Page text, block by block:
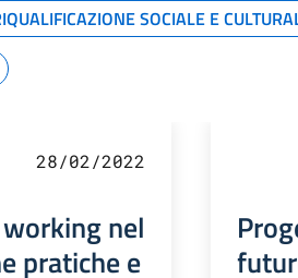
SOCIALE E
28/02/2022
nel
pratiche e